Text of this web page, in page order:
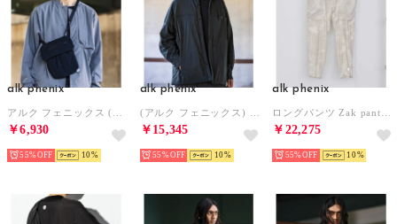
alk phenix
￥6,930
55% 10
alk phenix
￥15,345
55% 10
alk phenix
￥22,275
55% 10